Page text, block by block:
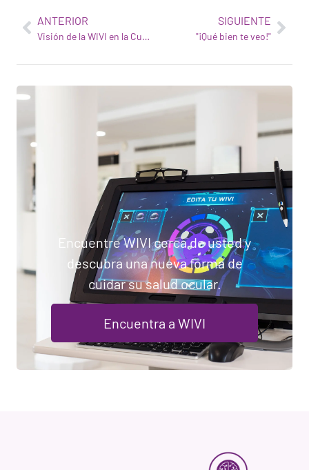
ANTERIOR
Visión de la WIVI en la Cumbre Sur 2020
SIGUIENTE
"¡Qué bien te veo!"
Encuentre WIVI cerca de usted y
descubra una nueva forma de
cuidar su salud ocular.
Encuentra a WIVI